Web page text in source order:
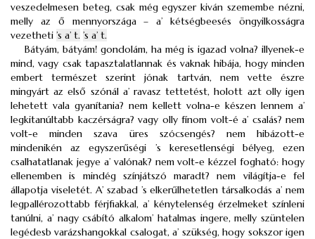
veszedelmesen beteg, csak még egyszer kiván szemembe nézni,
melly az ő mennyországa – a’ kétségbeesés öngyilkosságra
vezetheti ’s a’ t. ’s a’ t.
Bátyám, bátyám! gondolám, ha még is igazad volna? illyenek-e
mind, vagy csak tapasztalatlannak és vaknak hibája, hogy minden
embert természet szerint jónak tartván, nem vette észre
mingyárt az első szónál a’ ravasz tettetést, holott azt olly igen
lehetett vala gyanítania? nem kellett volna-e készen lennem a’
legkitanúltabb kaczérságra? vagy olly fínom volt-é a’ csalás? nem
volt-e minden szava üres szócsengés? nem hibázott-e
mindenikén az egyszerűségi ’s keresetlenségi bélyeg, ezen
csalhatatlanak jegye a’ valónak? nem volt-e kézzel fogható: hogy
ellenemben is mindég színjátszó maradt? nem világítja-e fel
állapotja viseletét. A’ szabad ’s elkerűlhetetlen társalkodás a’ nem
legpallérozottabb férjfiakkal, a’ kénytelenség érzelmeket színleni
tanúlni, a’ nagy csábító alkalom’ hatalmas ingere, melly szüntelen
legédesb varázshangokkal csalogat, a’ szükség, hogy sokszor igen